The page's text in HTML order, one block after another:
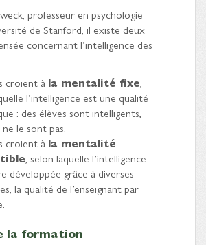
professeur en psychologie
de Stanford, il existe deux
concernant l’intelligence des
croient à la mentalité fixe
l’intelligence est une qualité
: des élèves sont intelligents,
le sont pas.
croient à la mentalité
, selon laquelle l’intelligence
développée grâce à diverses
la qualité de l’enseignant par
la formation